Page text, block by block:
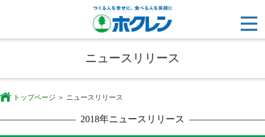
ニュースリリース
トップページ ニュースリリース
2018年ニュースリリース